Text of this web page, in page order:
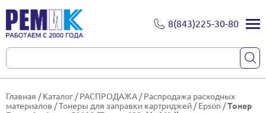
8(843)225-30-80
Главная /Каталог /РАСПРОДАЖА /Распродажа расходных
материалов /Тонеры для заправки картриджей /Epson /Тонер